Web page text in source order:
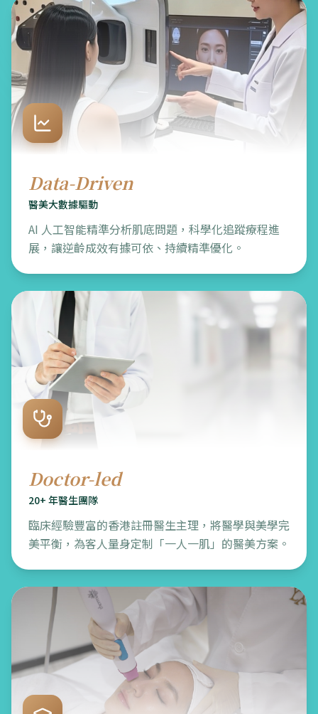
Data-Driven
醫美大數據驅動
AI 人工智能精準分析肌底問題，科學化追蹤療程進
展，讓逆齡成效有據可依、持續精準優化。
Doctor-led
20+ 年醫生團隊
臨床經驗豐富的香港註冊醫生主理，將醫學與美學完
美平衡，為客人量身定制「一人一肌」的醫美方案。